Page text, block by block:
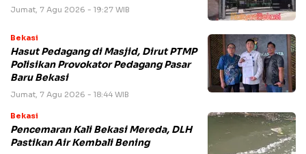
Jumat, 7 Agu 2026 - 19:27 WIB
Bekasi
Hasut Pedagang di Masjid, Dirut PTMP
Polisikan Provokator Pedagang Pasar
Baru Bekasi
Jumat, 7 Agu 2026 - 18:44 WIB
Bekasi
Pencemaran Kali Bekasi Mereda, DLH
Pastikan Air Kembali Bening